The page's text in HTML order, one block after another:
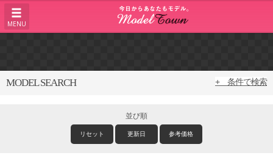
MENU
MODEL SEARCH + 条件で検索
並び順
リセット 更新日 参考価格